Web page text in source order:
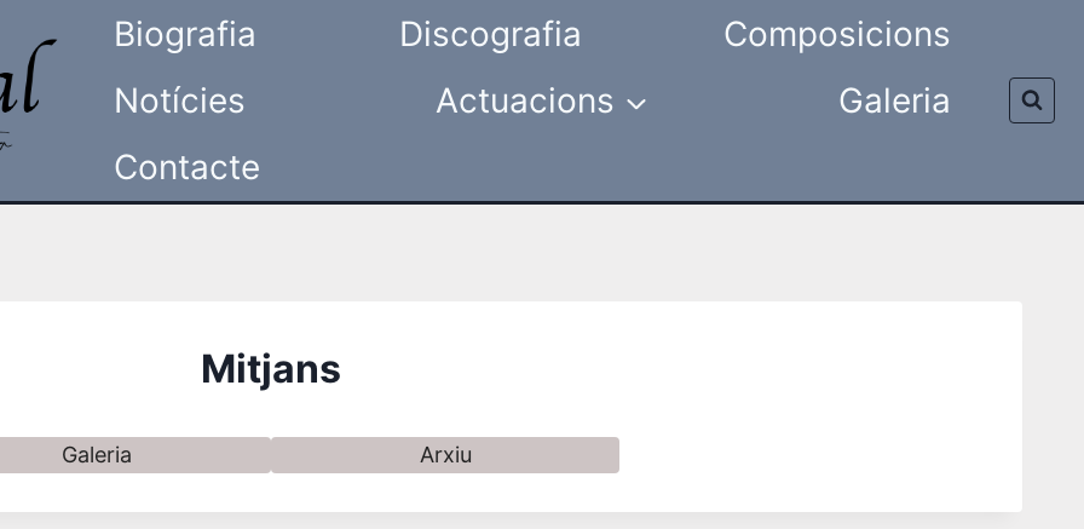
Biografia Discografia
Composicions
Notícies
Actuacions
Galeria
Contacte
Mitjans
Galeria Arxiu